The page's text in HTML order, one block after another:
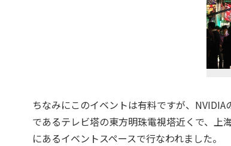
ちなみにこのイベントは有料ですが、
であるテレビ塔の東方明珠電視塔近くで、
にあるイベントスペースで行なわれました。